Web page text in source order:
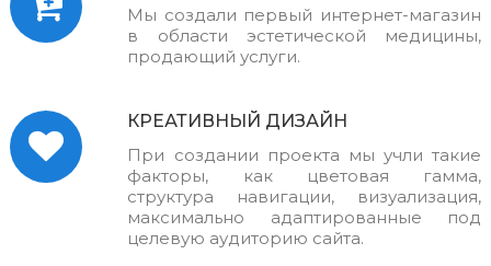
Мы создали первый интернет-магазин
в области эстетической медицины,
продающий услуги.
КРЕАТИВНЫЙ ДИЗАЙН
При создании проекта мы учли такие
факторы, как цветовая гамма,
структура навигации, визуализация,
максимально адаптированные под
целевую аудиторию сайта.